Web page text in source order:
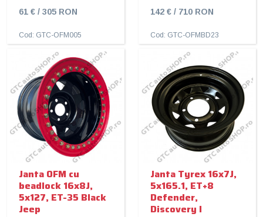
61 € / 305 RON
Cod: GTC-OFM005
142 € / 710 RON
Cod: GTC-OFMBD23
Janta OFM cu
beadlock 16x8J,
5x127, ET-35 Black
Jeep
Janta Tyrex 16x7J,
5x165.1, ET+8
Defender,
Discovery I